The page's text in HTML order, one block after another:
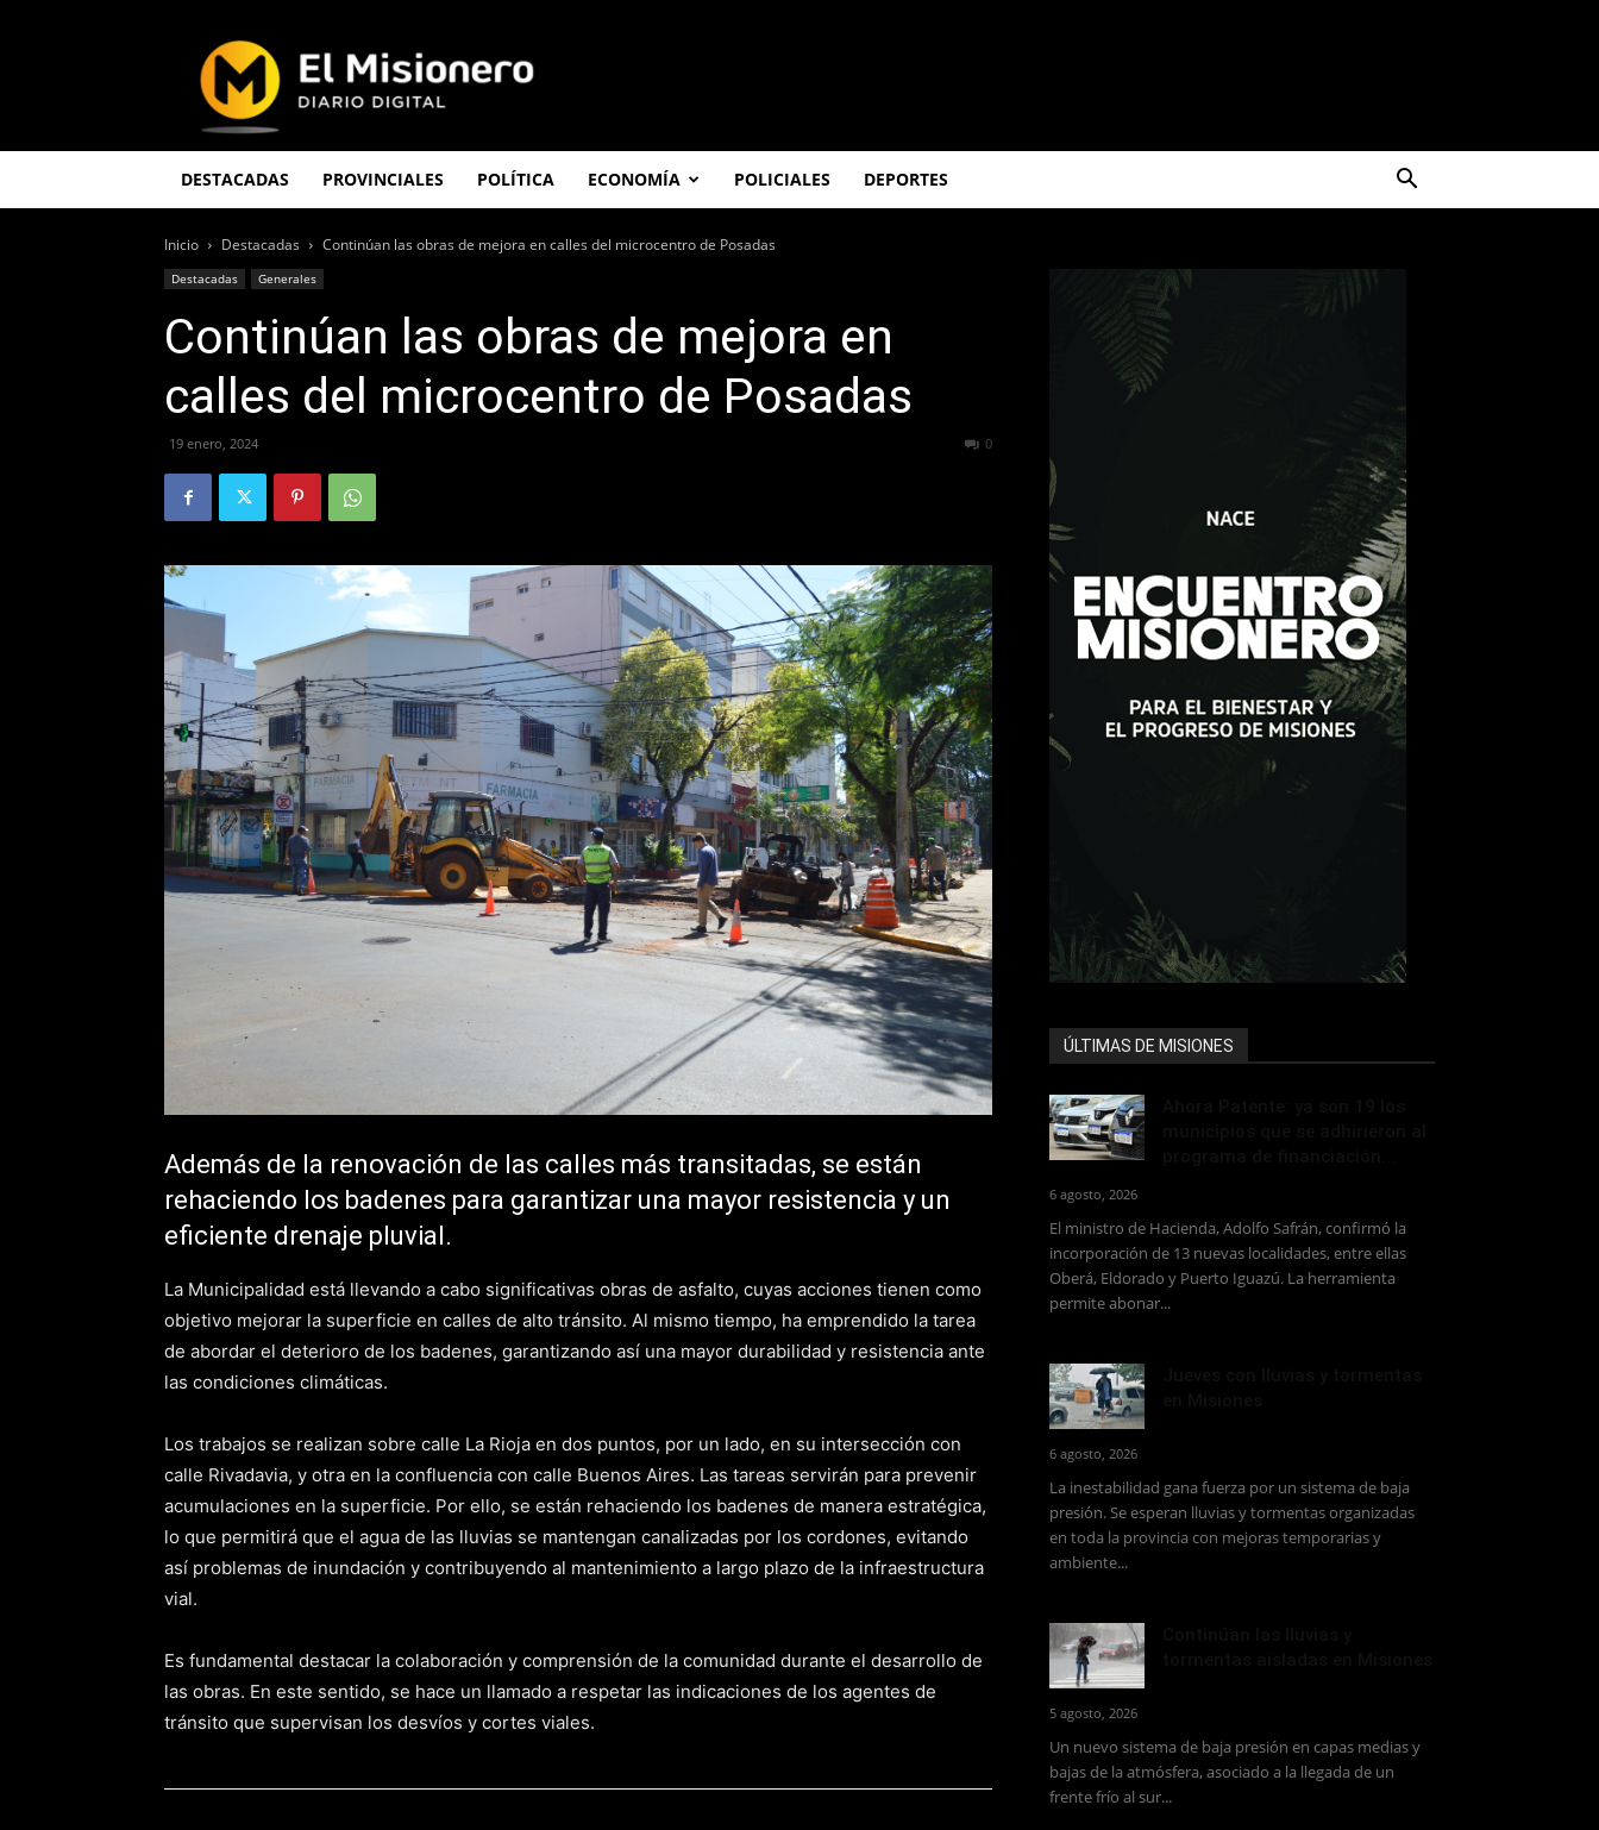
Misionero
DESTACADAS PROVINCIALES POLÍTICA ECONOMÍA POLICIALES DEPORTES
Inicio Destacadas Continúan las obras de mejora en calles del microcentro de Posadas
Destacadas Generales
Continúan las obras de mejora en
calles del microcentro de Posadas
19 enero, 2024 0
Además de la renovación de las calles más transitadas, se están
rehaciendo los badenes para garantizar una mayor resistencia y un
eficiente drenaje pluvial.
La Municipalidad está llevando a cabo significativas obras de asfalto, cuyas acciones tienen como
objetivo mejorar la superficie en calles de alto tránsito. Al mismo tiempo, ha emprendido la tarea
de abordar el deterioro de los badenes, garantizando así una mayor durabilidad y resistencia ante
las condiciones climáticas.
Los trabajos se realizan sobre calle La Rioja en dos puntos, por un lado, en su intersección con
calle Rivadavia, y otra en la confluencia con calle Buenos Aires. Las tareas servirán para prevenir
acumulaciones en la superficie. Por ello, se están rehaciendo los badenes de manera estratégica,
lo que permitirá que el agua de las lluvias se mantengan canalizadas por los cordones, evitando
así problemas de inundación y contribuyendo al mantenimiento a largo plazo de la infraestructura
vial.
Es fundamental destacar la colaboración y comprensión de la comunidad durante el desarrollo de
las obras. En este sentido, se hace un llamado a respetar las indicaciones de los agentes de
tránsito que supervisan los desvíos y cortes viales.
ÚLTIMAS DE MISIONES
6 agosto, 2026
El ministro de Hacienda, Adolfo Safrán, confirmó la
incorporación de 13 nuevas localidades, entre ellas
Oberá, Eldorado y Puerto Iguazú. La herramienta
permite abonar...
6 agosto, 2026
La inestabilidad gana fuerza por un sistema de baja
presión. Se esperan lluvias y tormentas organizadas
en toda la provincia con mejoras temporarias y
ambiente...
5 agosto, 2026
Un nuevo sistema de baja presión en capas medias y
bajas de la atmósfera, asociado a la llegada de un
frente frío al sur...